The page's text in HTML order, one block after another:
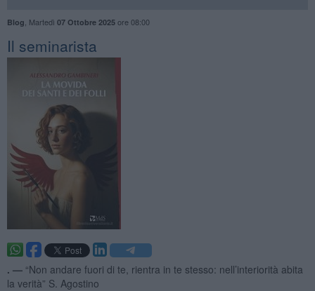
Blog Martedì 07 Ottobre 2025ore 08:00
Il seminarista
. — “Non andare fuori di te, rientra in te stesso: nell’interiorità abita
la verità” S. Agostino